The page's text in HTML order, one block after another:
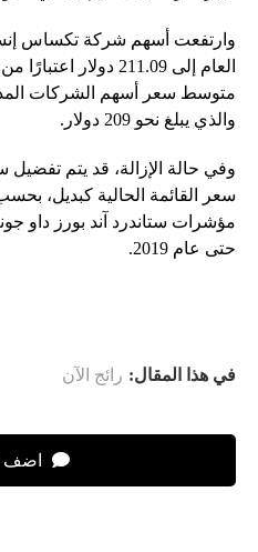
العام إلى 211.09
متوسط ​​سعر أسهم الشركات
والذي يبلغ نحو 209 دولار.
وفي حالة الإزالة، قد يتم
سعر القائمة الحالية كبديل،
مؤشرات ستاندرد آند بورز داو
حتى عام 2019.
في هذا المقال: رائج الآن
اضف